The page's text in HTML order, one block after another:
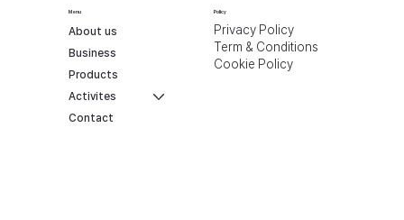
Menu
About us
Business
Products
Activites
Contact
Policy
Privacy Policy
Term & Conditions
Cookie Policy